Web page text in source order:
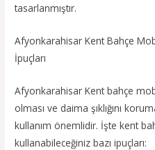
tasarlanmıştır.
Afyonkarahisar Kent Bahçe
İpuçları
Afyonkarahisar Kent bahçe
olması ve daima şıklığını
kullanım önemlidir. İşte kent
kullanabileceğiniz bazı ipuçları: